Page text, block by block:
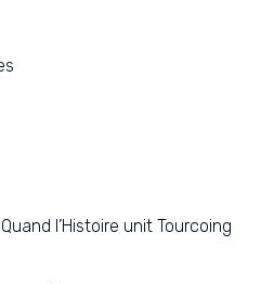
l’Histoire unit Tourcoing